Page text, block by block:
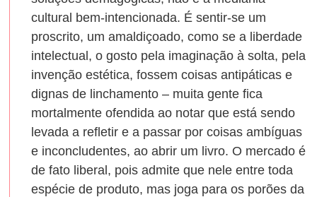
cultural bem-intencionada. É sentir-se um
proscrito, um amaldiçoado, como se a liberdade
intelectual, o gosto pela imaginação à solta, pela
invenção estética, fossem coisas antipáticas e
dignas de linchamento – muita gente fica
mortalmente ofendida ao notar que está sendo
levada a refletir e a passar por coisas ambíguas
e inconcludentes, ao abrir um livro. O mercado é
de fato liberal, pois admite que nele entre toda
espécie de produto, mas joga para os porões da